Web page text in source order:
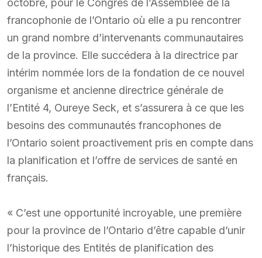
francophonie de l’Ontario où elle a pu rencontrer
un grand nombre d’intervenants communautaires
de la province. Elle succédera à la directrice par
intérim nommée lors de la fondation de ce nouvel
organisme et ancienne directrice générale de
l’Entité 4, Oureye Seck, et s’assurera à ce que les
besoins des communautés francophones de
l’Ontario soient proactivement pris en compte dans
la planification et l’offre de services de santé en
français.
« C’est une opportunité incroyable, une première
pour la province de l’Ontario d’être capable d’unir
l’historique des Entités de planification des